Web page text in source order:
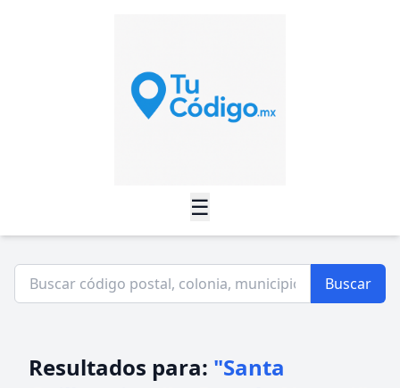
☰
Buscar
Resultados para: "Santa